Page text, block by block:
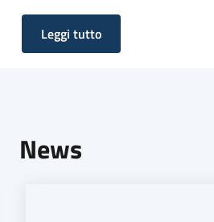
Leggi tutto
News